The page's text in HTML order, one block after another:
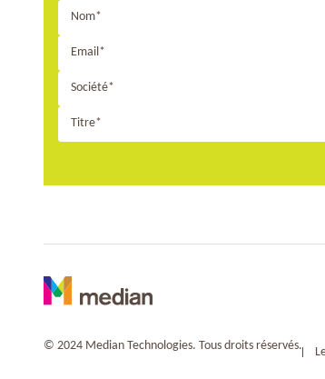
Nom*
Email*
Société*
Titre*
© 2024 Median Technologies. Tous droits réservés.